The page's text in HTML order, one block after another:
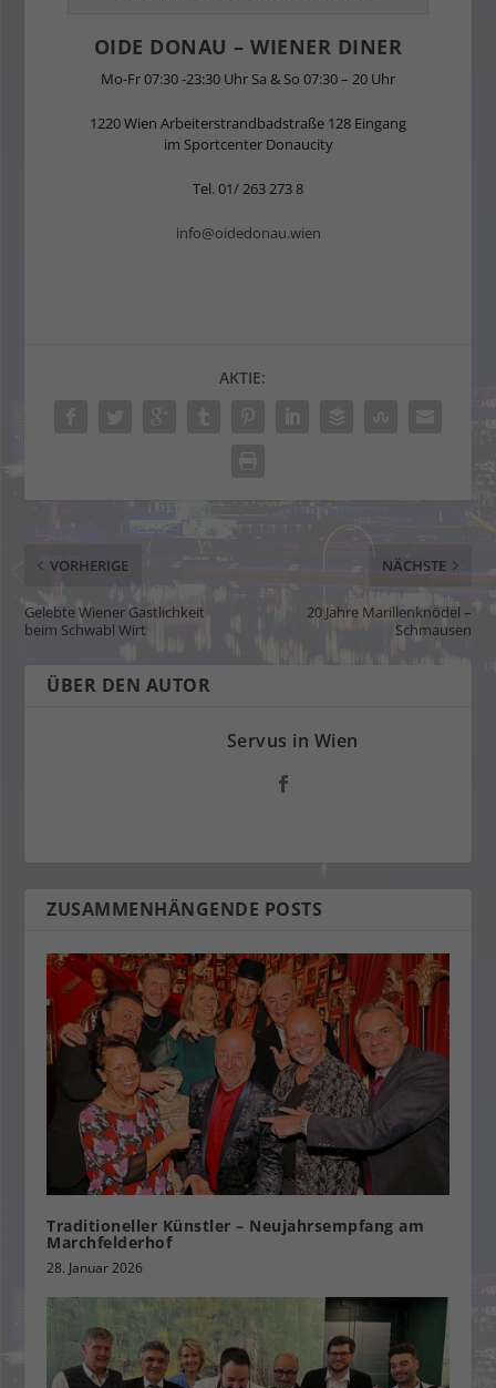
OIDE DONAU – WIENER DINER
Mo-Fr 07:30 -23:30 Uhr Sa & So 07:30 – 20 Uhr
1220 Wien Arbeiterstrandbadstraße 128 Eingang
im Sportcenter Donaucity
Tel. 01/ 263 273 8
info@oidedonau.wien
AKTIE:
VORHERIGE
Gelebte Wiener Gastlichkeit
beim Schwabl Wirt
NÄCHSTE
20 Jahre Marillenknödel –
Schmausen
ÜBER DEN AUTOR
Servus in Wien
ZUSAMMENHÄNGENDE POSTS
Traditioneller Künstler – Neujahrsempfang am
Marchfelderhof
28. Januar 2026